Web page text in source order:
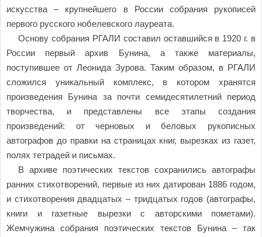
искусства – крупнейшего в России собрания рукописей
первого русского нобелевского лауреата.
Основу собрания РГАЛИ составил оставшийся в 1920 г. в
России первый архив Бунина, а также материалы,
поступившее от Леонида Зурова. Таким образом, в РГАЛИ
сложился уникальный комплекс, в котором хранятся
произведения Бунина за почти семидесятилетний период
творчества, и представлены все этапы создания
произведений: от черновых и беловых рукописных
автографов до правки на страницах книг, вырезках из газет,
полях тетрадей и письмах.
В архиве поэтических текстов сохранились автографы
ранних стихотворений, первые из них датирован 1886 годом,
и стихотворения двадцатых – тридцатых годов (автографы,
книги и газетные вырезки с авторскими пометами).
Жемчужина собрания поэтических текстов Бунина – так